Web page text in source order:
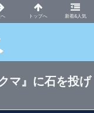
新着&人気
報VIP
マ』に石を投げ